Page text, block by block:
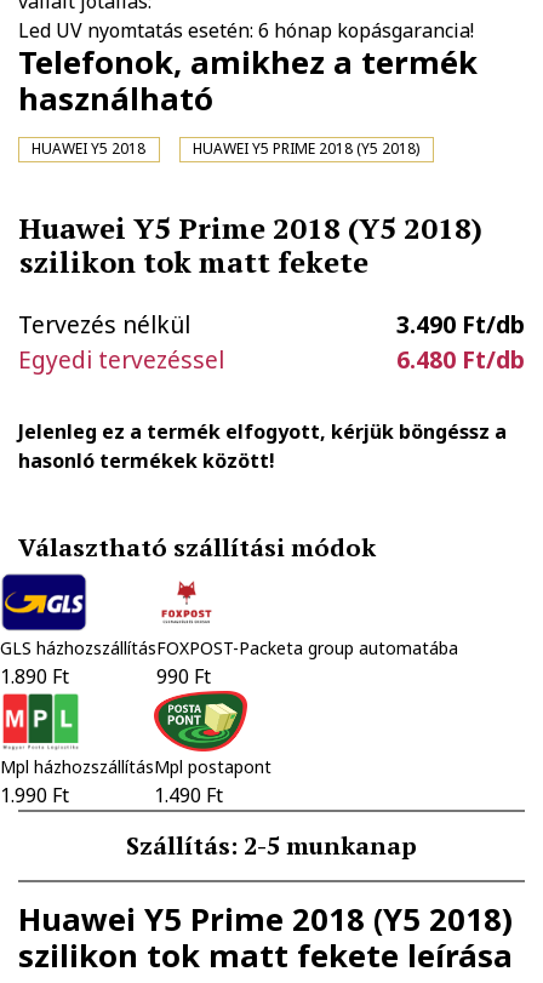
Led UV nyomtatás esetén: 6 hónap kopásgarancia!
Telefonok, amikhez a termék
használható
HUAWEI Y5 2018 HUAWEI Y5 PRIME 2018 (Y5 2018)
Huawei Y5 Prime 2018 (Y5 2018)
szilikon tok matt fekete
Tervezés nélkül
3.490 Ft/db
Egyedi tervezéssel
6.480 Ft/db
Jelenleg ez a termék elfogyott, kérjük böngéssz a
hasonló termékek között!
Választható szállítási módok
GLS házhozszállítás
1.890 Ft
FOXPOST-Packeta group automatába
990 Ft
Mpl házhozszállítás
1.990 Ft
Mpl postapont
1.490 Ft
Szállítás: 2-5 munkanap
Huawei Y5 Prime 2018 (Y5 2018)
szilikon tok matt fekete leírása